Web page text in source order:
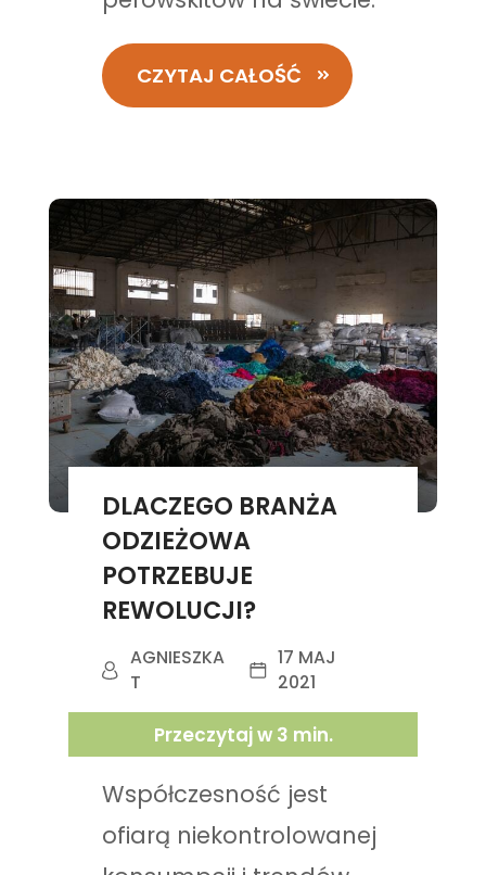
CZYTAJ CAŁOŚĆ
DLACZEGO BRANŻA
ODZIEŻOWA
POTRZEBUJE
REWOLUCJI?
AGNIESZKA
T
17 MAJ
2021
Przeczytaj w 3 min.
Współczesność jest
ofiarą niekontrolowanej